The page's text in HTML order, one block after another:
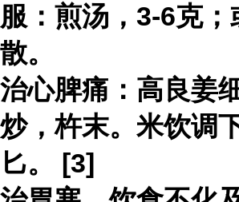
服：煎汤，3-6克；
散。
治心脾痛：高良姜
炒，杵末。米饮调
匕。 [3]